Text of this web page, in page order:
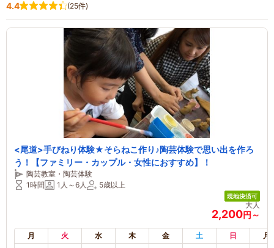
4.4 (25件)
<尾道>手びねり体験★そらねこ作り♪陶芸体験で思い出を作ろ
う！【ファミリー・カップル・女性におすすめ】！
陶芸教室・陶芸体験
1時間
1人～6人 5歳以上
現地決済可
大人
2,200円～
月 火 水 木 金 土 日 月